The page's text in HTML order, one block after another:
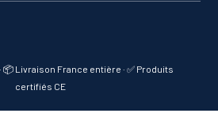
📦 Livraison France entière · ✅ Produits
certifiés CE